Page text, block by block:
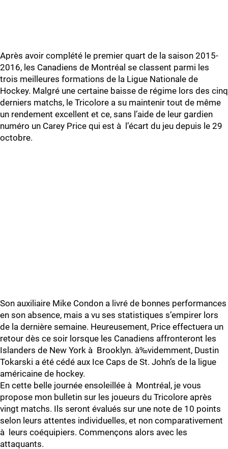
Après avoir complété le premier quart de la saison 2015-
2016, les Canadiens de Montréal se classent parmi les
trois meilleures formations de la Ligue Nationale de
Hockey. Malgré une certaine baisse de régime lors des cinq
derniers matchs, le Tricolore a su maintenir tout de même
un rendement excellent et ce, sans l’aide de leur gardien
numéro un Carey Price qui est à l’écart du jeu depuis le 29
octobre.
Son auxiliaire Mike Condon a livré de bonnes performances
en son absence, mais a vu ses statistiques s’empirer lors
de la dernière semaine. Heureusement, Price effectuera un
retour dès ce soir lorsque les Canadiens affronteront les
Islanders de New York à Brooklyn. à‰videmment, Dustin
Tokarski a été cédé aux Ice Caps de St. John’s de la ligue
américaine de hockey.
En cette belle journée ensoleillée à Montréal, je vous
propose mon bulletin sur les joueurs du Tricolore après
vingt matchs. Ils seront évalués sur une note de 10 points
selon leurs attentes individuelles, et non comparativement
à leurs coéquipiers. Commençons alors avec les
attaquants.